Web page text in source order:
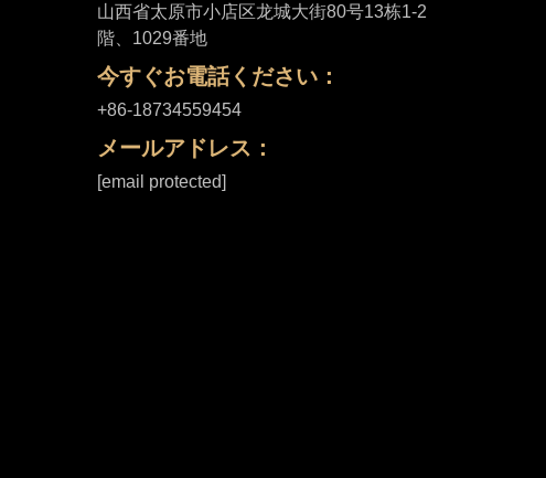
山西省太原市小店区龙城大街80号13栋1-2
階、1029番地
今すぐお電話ください：
+86-18734559454
メールアドレス：
[email protected]